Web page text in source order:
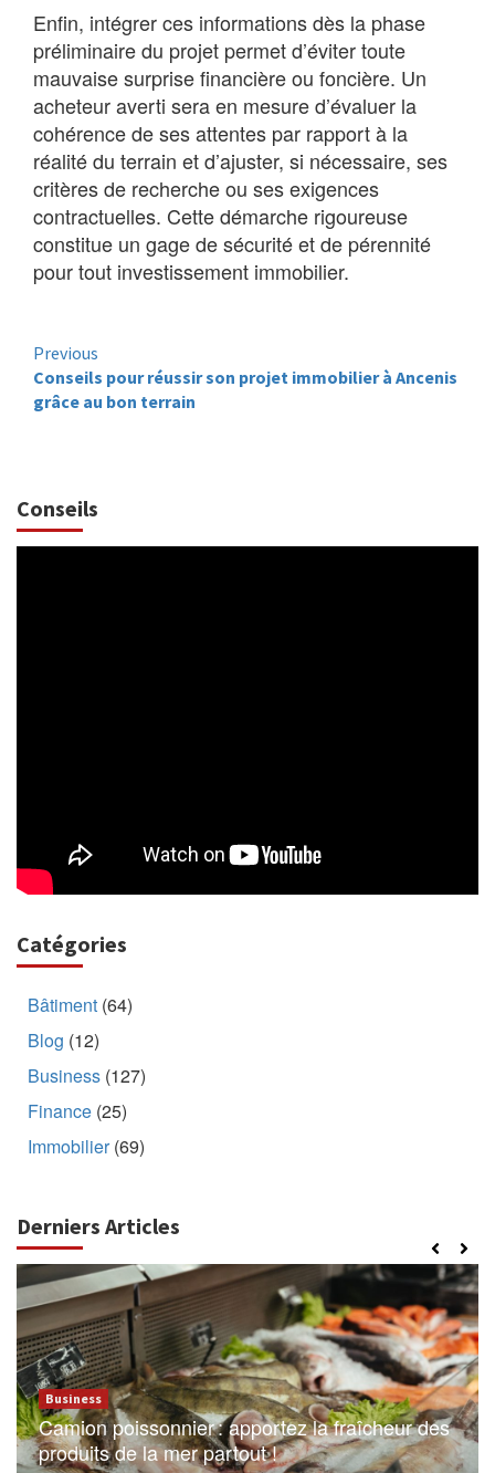
Enfin, intégrer ces informations dès la phase
préliminaire du projet permet d’éviter toute
mauvaise surprise financière ou foncière. Un
acheteur averti sera en mesure d’évaluer la
cohérence de ses attentes par rapport à la
réalité du terrain et d’ajuster, si nécessaire, ses
critères de recherche ou ses exigences
contractuelles. Cette démarche rigoureuse
constitue un gage de sécurité et de pérennité
pour tout investissement immobilier.
Continue
Reading
Previous
Conseils pour réussir son projet immobilier à Ancenis
grâce au bon terrain
Conseils
Catégories
Bâtiment (64)
Blog (12)
Business (127)
Finance (25)
Immobilier(69)
Derniers Articles
Business
Camion poissonnier : apportez la fraîcheur des
produits de la mer partout !